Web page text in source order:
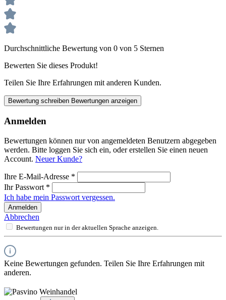
Durchschnittliche Bewertung von 0 von 5 Sternen
Bewerten Sie dieses Produkt!
Teilen Sie Ihre Erfahrungen mit anderen Kunden.
Bewertung schreiben Bewertungen anzeigen
Anmelden
Bewertungen können nur von angemeldeten Benutzern abgegeben
werden. Bitte loggen Sie sich ein, oder erstellen Sie einen neuen
Account. Neuer Kunde?
Ihre E-Mail-Adresse *
Ihr Passwort *
Ich habe mein Passwort vergessen.
Anmelden
Abbrechen
Bewertungen nur in der aktuellen Sprache anzeigen.
Keine Bewertungen gefunden. Teilen Sie Ihre Erfahrungen mit
anderen.